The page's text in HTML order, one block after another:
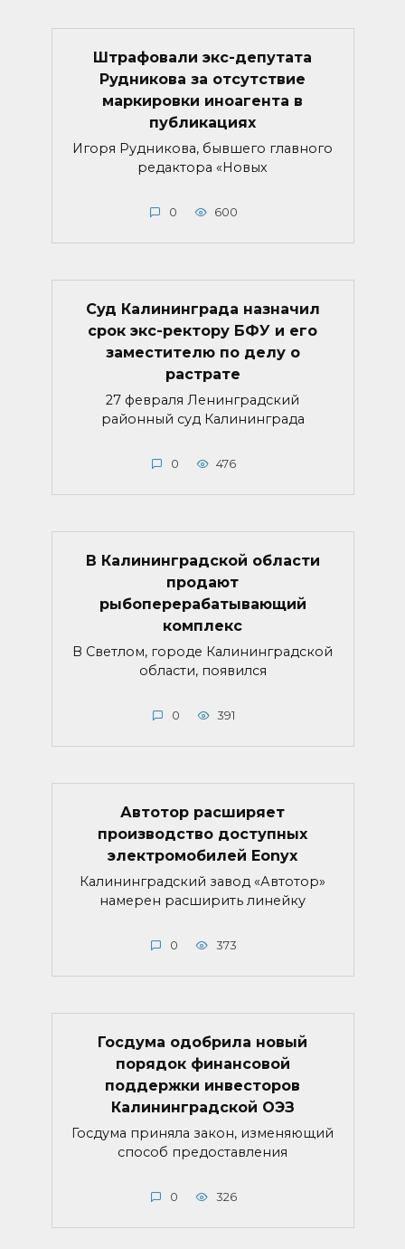
Штрафовали экс-депутата
Рудникова за отсутствие
маркировки иноагента в
публикациях
Игоря Рудникова, бывшего главного
редактора «Новых
0 600
Суд Калининграда назначил
срок экс-ректору БФУ и его
заместителю по делу о
растрате
27 февраля Ленинградский
районный суд Калининграда
0 476
В Калининградской области
продают
рыбоперерабатывающий
комплекс
В Светлом, городе Калининградской
области, появился
0 391
Автотор расширяет
производство доступных
электромобилей Eonyx
Калининградский завод «Автотор»
намерен расширить линейку
0 373
Госдума одобрила новый
порядок финансовой
поддержки инвесторов
Калининградской ОЭЗ
Госдума приняла закон, изменяющий
способ предоставления
0 326